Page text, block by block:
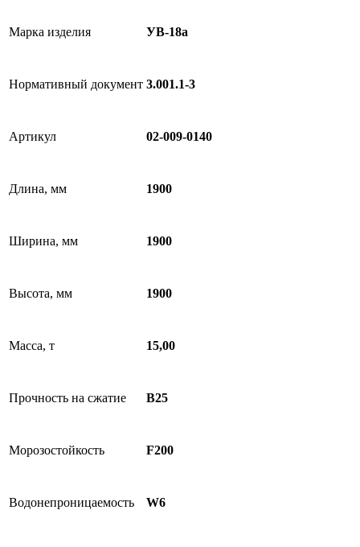
Марка изделия УВ-18а
Нормативный документ 3.001.1-3
Артикул 02-009-0140
Длина, мм 1900
Ширина, мм 1900
Высота, мм 1900
Масса, т 15,00
Прочность на сжатие B25
Морозостойкость F200
Водонепроницаемость W6